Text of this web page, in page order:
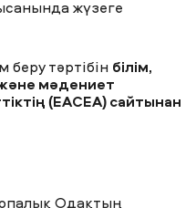
жүзеге
беру тәртібін білім,
мәдениет
(EACEA) сайтынан
Одақтың